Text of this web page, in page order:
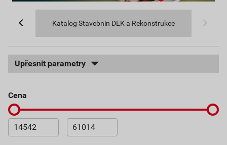
Katalog Stavebnin DEK a Rekonstrukce
Upřesnit parametry
cena